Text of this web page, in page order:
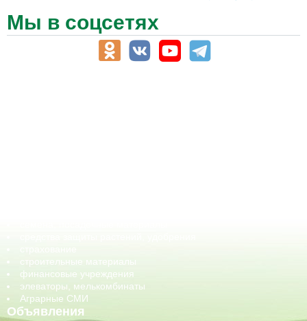
Мы в соцсетях
строительные материалы
финансовые учреждения
элеваторы, мелькомбинаты
Аграрные СМИ
Объявления